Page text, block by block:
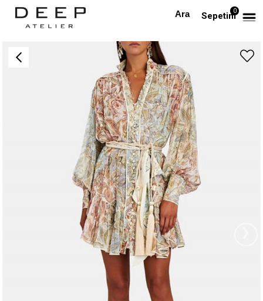
Sepetim0
Anasayfa TÜM ELBİSELER Etnik Desenli Kemerli Tasarım Mini Elbise